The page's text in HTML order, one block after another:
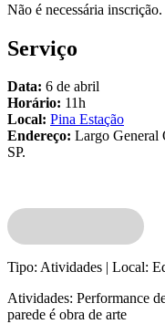
Não é necessária
Serviço
Data: 6 de abril
Horário: 11h
Local: Pina Estação
Endereço: Largo General
SP.
Tipo: Atividades | Local:
Atividades: Performance
parede é obra de arte